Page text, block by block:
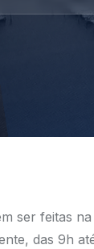
ser feitas
das 9h